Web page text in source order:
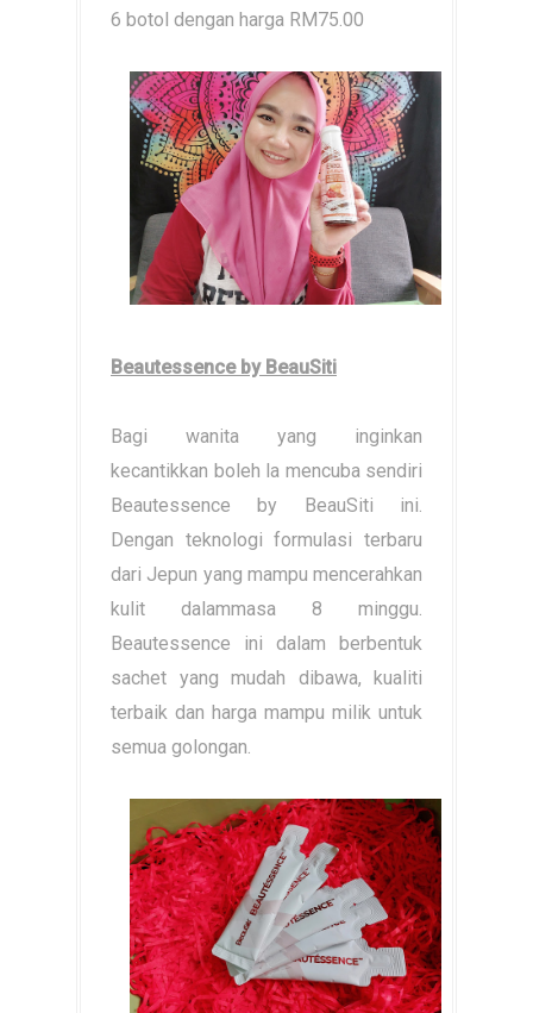
6 botol dengan harga RM75.00
Beautessence by BeauSiti
Bagi wanita yang inginkan
kecantikkan boleh la mencuba sendiri
Beautessence by BeauSiti ini.
Dengan teknologi formulasi terbaru
dari Jepun yang mampu mencerahkan
kulit dalammasa 8 minggu.
Beautessence ini dalam berbentuk
sachet yang mudah dibawa, kualiti
terbaik dan harga mampu milik untuk
semua golongan.